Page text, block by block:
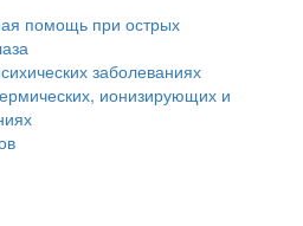
помощь при острых
заболеваниях
ионизирующих и